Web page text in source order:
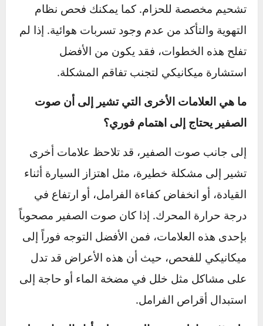
الأسباب الشائعة تشمل تآكل بطانات الفرامل، مما
يؤدي إلى صدور صوت صفير واضح لتنبيه السائق
بضرورة الاستبدال. أحياناً، يمكن أن يكون الصوت
بسبب تجمع الرطوبة أو الأوساخ على الأقراص، أو
عدم تشحيم القطع بالشكل الصحيح. إذا كان الصوت
مستمراً أو يزداد مع الاستخدام، يفضل فحص
كيف يمكنني التخلص من صوت صفير السيارة بدون
زيارة ميكانيكي؟
يمكنك البدء بفحص أحزمة المحرك والتأكد من
شدها بشكل جيد. في حال كان الصوت قادماً من
الفرامل، حاول تنظيف الأقراص أو استخدام مادة
تشحيم مخصصة للحزام. كما يمكنك فحص نظام